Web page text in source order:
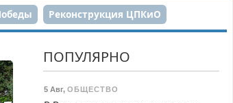
Реконструкция ЦПКиО
ПОПУЛЯРНО
5 Авг, ОБЩЕСТВО